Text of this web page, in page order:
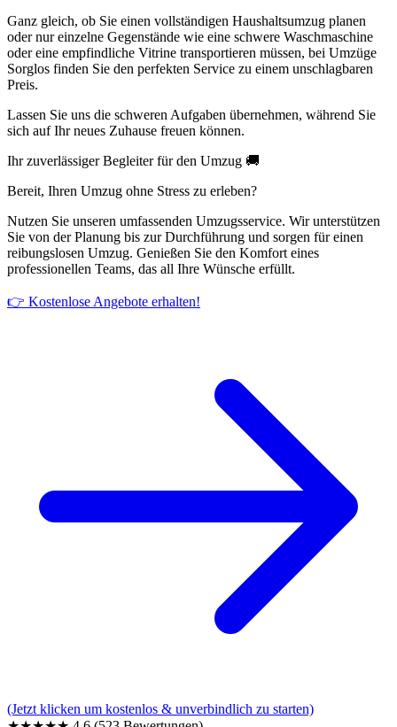
Ganz gleich, ob Sie einen vollständigen Haushaltsumzug planen
oder nur einzelne Gegenstände wie eine schwere Waschmaschine
oder eine empfindliche Vitrine transportieren müssen, bei Umzüge
Sorglos finden Sie den perfekten Service zu einem unschlagbaren
Preis.
Lassen Sie uns die schweren Aufgaben übernehmen, während Sie
sich auf Ihr neues Zuhause freuen können.
Ihr zuverlässiger Begleiter für den Umzug 🚚
Bereit, Ihren Umzug ohne Stress zu erleben?
Nutzen Sie unseren umfassenden Umzugsservice. Wir unterstützen
Sie von der Planung bis zur Durchführung und sorgen für einen
reibungslosen Umzug. Genießen Sie den Komfort eines
professionellen Teams, das all Ihre Wünsche erfüllt.
👉 Kostenlose Angebote erhalten!
(Jetzt klicken um kostenlos & unverbindlich zu starten)